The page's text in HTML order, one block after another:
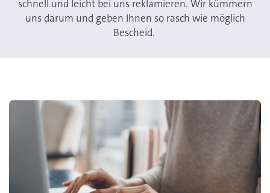
schnell und leicht bei uns reklamieren. Wir kümmern
uns darum und geben Ihnen so rasch wie möglich
Bescheid.